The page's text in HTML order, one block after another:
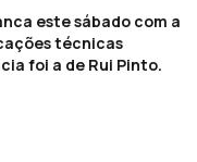
este sábado com a
técnicas
foi a de Rui Pinto.